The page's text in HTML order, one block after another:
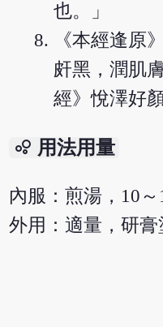
也。」
《本經逢原
皯黑，潤肌
經》悅澤好
bubble_chart 用法用量
內服：煎湯，10～
外用：適量，研膏